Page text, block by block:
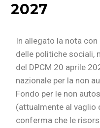
2027
In allegato la nota
delle politiche sociali,
del DPCM 20 aprile
nazionale per la non
Fondo per le non
(attualmente al vaglio
conferma che le